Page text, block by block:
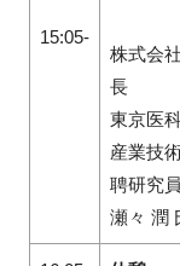
15:05-
株式会
長
東京医
産業技
聘研究員
瀬々 潤